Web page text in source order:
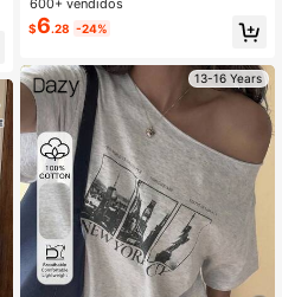
mujer
600+ vendidos
$6.28 -24%
13-16 Years